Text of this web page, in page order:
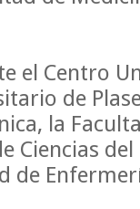
el Centro
de
la
Ciencias
de